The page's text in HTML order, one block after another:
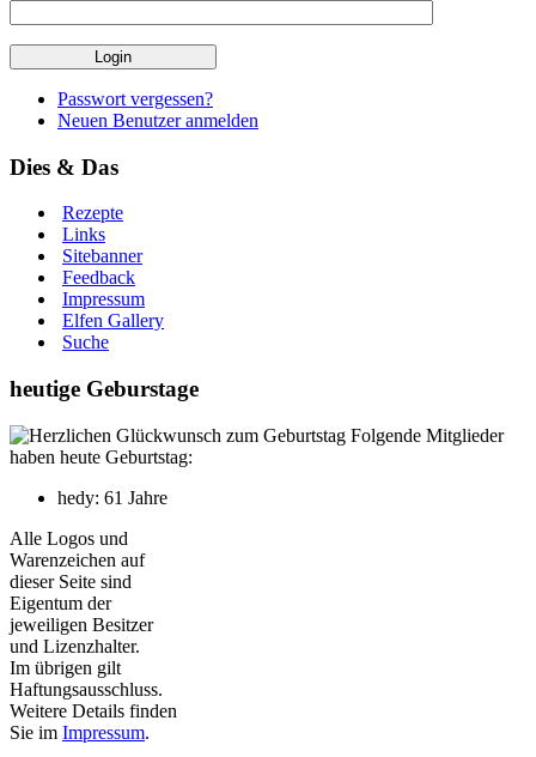
Passwort vergessen?
Neuen Benutzer anmelden
Dies & Das
Rezepte
Links
Sitebanner
Feedback
Impressum
Elfen Gallery
Suche
heutige Geburstage
Folgende Mitglieder
haben heute Geburtstag:
hedy: 61 Jahre
Alle Logos und
Warenzeichen auf
dieser Seite sind
Eigentum der
jeweiligen Besitzer
und Lizenzhalter.
Im übrigen gilt
Haftungsausschluss.
Weitere Details finden
Sie im Impressum.